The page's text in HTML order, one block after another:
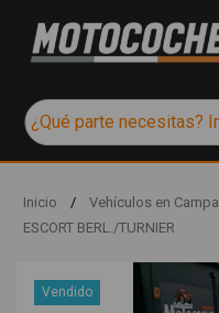
Inicio / Vehículos en Campa
ESCORT BERL./TURNIER
Vendido